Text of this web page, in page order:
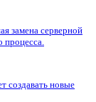
замена серверной
создавать новые